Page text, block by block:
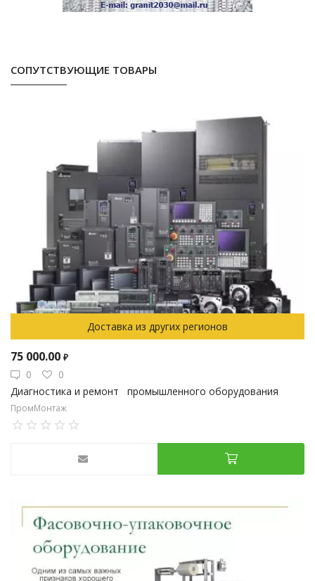
СОПУТСТВУЮЩИЕ ТОВАРЫ
Доставка из других регионов
75 000.00 ₽
0
0
Диагностика и ремонт промышленного оборудования
ПромМонтаж